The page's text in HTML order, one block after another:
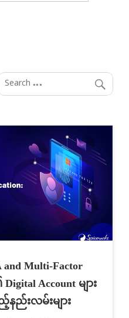
and Multi-Factor
Account များ
ည်းလမ်းများ